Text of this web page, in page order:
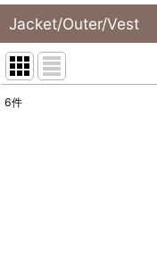
Jacket/Outer/Vest
6件